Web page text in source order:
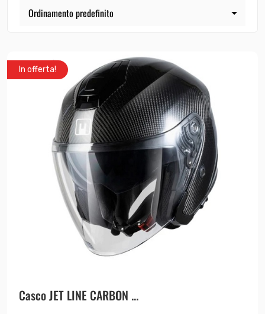
In offerta!
Casco JET LINE CARBON ...